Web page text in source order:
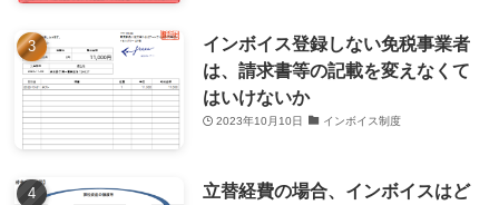
インボイス登録しない免税事業者
は、請求書等の記載を変えなくて
はいけないか
2023年10月10日 インボイス制度
立替経費の場合、インボイスはど